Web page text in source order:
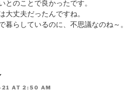
とのことで良かったです。
大丈夫だったんですね。
暮らしているのに、不思議なのね～。
AT 2:50 AM